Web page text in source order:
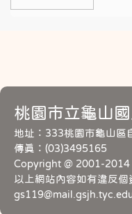
桃園市立龜山
地址：333桃園市龜山區
傳真：(03)3495165
Copyright @ 2001-
以上網站內容如有違反